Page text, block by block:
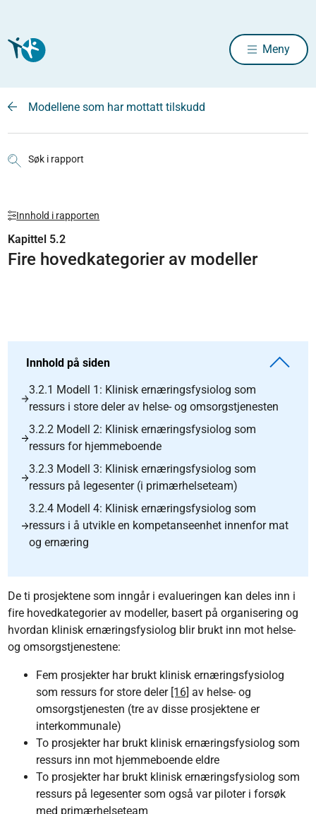
Meny
Modellene som har mottatt tilskudd
Søk i rapport
Innhold i rapporten
Kapittel 5.2
Fire hovedkategorier av modeller
Innhold på siden
3.2.1 Modell 1: Klinisk ernæringsfysiolog som
ressurs i store deler av helse- og omsorgstjenesten
3.2.2 Modell 2: Klinisk ernæringsfysiolog som
ressurs for hjemmeboende
3.2.3 Modell 3: Klinisk ernæringsfysiolog som
ressurs på legesenter (i primærhelseteam)
3.2.4 Modell 4: Klinisk ernæringsfysiolog som
ressurs i å utvikle en kompetanseenhet innenfor mat
og ernæring
De ti prosjektene som inngår i evalueringen kan deles inn i
fire hovedkategorier av modeller, basert på organisering og
hvordan klinisk ernæringsfysiolog blir brukt inn mot helse-
og omsorgstjenestene:
Fem prosjekter har brukt klinisk ernæringsfysiolog
som ressurs for store deler [16] av helse- og
omsorgstjenesten (tre av disse prosjektene er
interkommunale)
To prosjekter har brukt klinisk ernæringsfysiolog som
ressurs inn mot hjemmeboende eldre
To prosjekter har brukt klinisk ernæringsfysiolog som
ressurs på legesenter som også var piloter i forsøk
med primærhelseteam